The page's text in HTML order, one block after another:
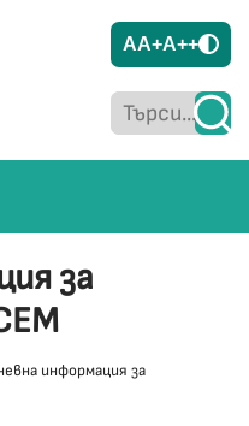
AA+A++
за
информация за